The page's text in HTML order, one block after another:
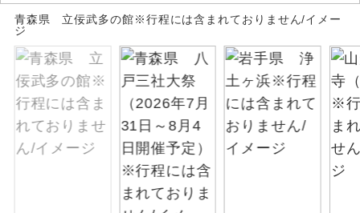
青森県 立佞武多の館※行程には含まれておりません/イメー
ジ
露天風呂
ご宿泊ホテルに露天風呂が付いていま
大浴場 ご宿泊ホテルに大浴場が付いています。
全食事付き
全てのお食事が付いていますので、お食
事の心配はいりません。（機内食を除
く）
お部屋にてゆっくりとお召し上がりいた
だけます。